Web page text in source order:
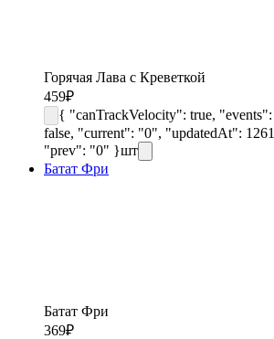
Горячая Лава с Креветкой
459₽
{ "canTrackVelocity": true,
false, "current": "0", "updatedAt":
"prev": "0" }шт
Батат Фри
Батат Фри
369₽